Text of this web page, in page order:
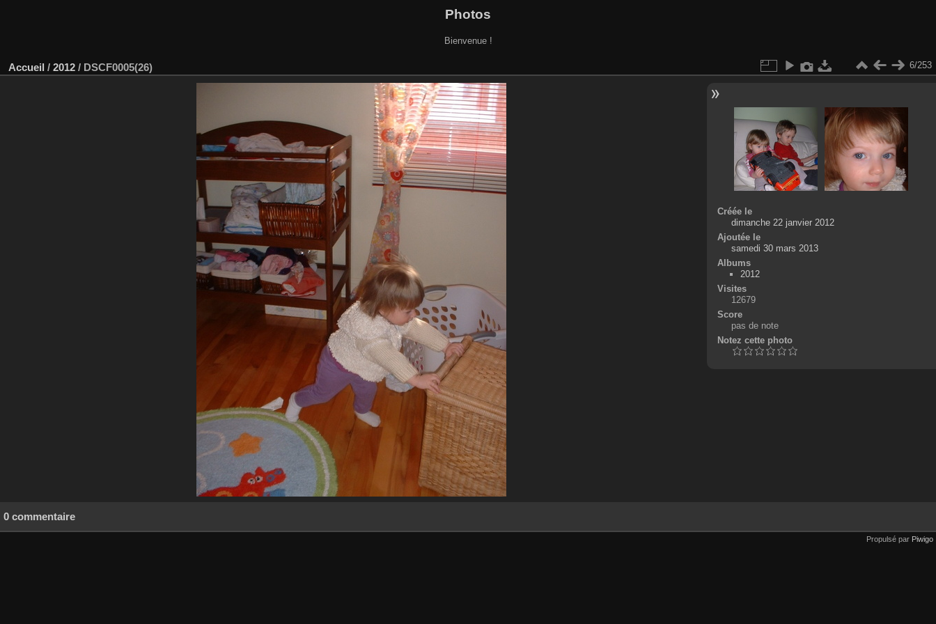
Photos
Bienvenue !
Accueil / 2012 / DSCF0005(26) 6/253
Créée le
dimanche 22 janvier 2012
Ajoutée le
samedi 30 mars 2013
Albums
2012
Visites
12679
Score
pas de note
Notez cette photo
0 commentaire
Propulsé par Piwigo